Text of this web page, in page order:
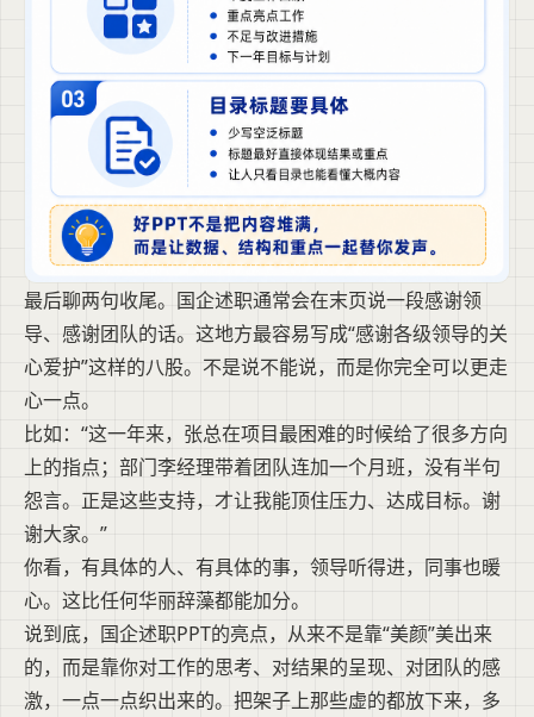
最后聊两句收尾。国企述职通常会在末页说一段感谢领
导、感谢团队的话。这地方最容易写成“感谢各级领导的关
心爱护”这样的八股。不是说不能说，而是你完全可以更走
心一点。
比如：“这一年来，张总在项目最困难的时候给了很多方向
上的指点；部门李经理带着团队连加一个月班，没有半句
怨言。正是这些支持，才让我能顶住压力、达成目标。谢
谢大家。”
你看，有具体的人、有具体的事，领导听得进，同事也暖
心。这比任何华丽辞藻都能加分。
说到底，国企述职PPT的亮点，从来不是靠“美颜”美出来
的，而是靠你对工作的思考、对结果的呈现、对团队的感
激，一点一点织出来的。把架子上那些虚的都放下来，多